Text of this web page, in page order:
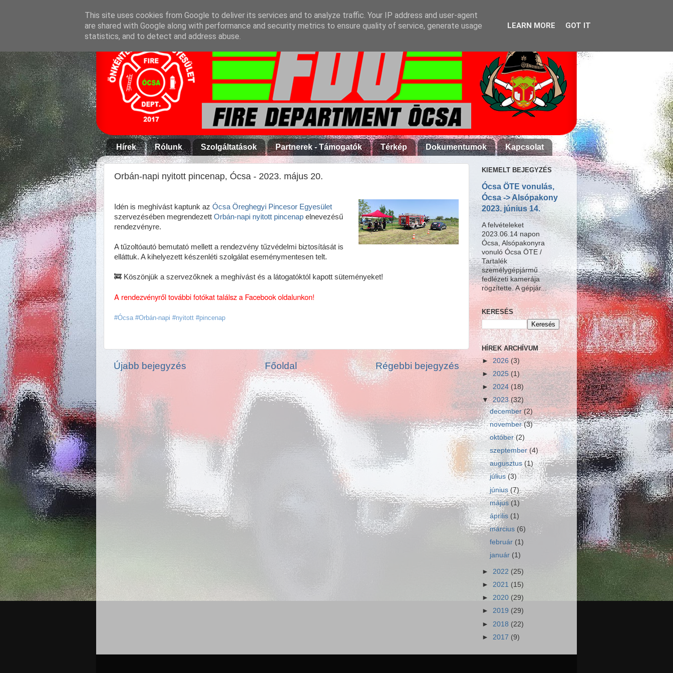
Hírek Rólunk Szolgáltatások Partnerek - Támogatók Térkép Dokumentumok Kapcsolat
Orbán-napi nyitott pincenap, Ócsa - 2023. május 20.
Idén is meghívást kaptunk az Ócsa Öreghegyi Pincesor Egyesület
szervezésében megrendezett Orbán-napi nyitott pincenap elnevezésű
rendezvényre.
A tűzoltóautó bemutató mellett a rendezvény tűzvédelmi biztosítását is
elláttuk. A kihelyezett készenléti szolgálat eseménymentesen telt.
🚒 Köszönjük a szervezőknek a meghívást és a látogatóktól kapott süteményeket!
A rendezvényről további fotókat találsz a Facebook oldalunkon!
#Ócsa #Orbán-napi #nyitott #pincenap
Újabb bejegyzés Régebbi bejegyzés
Főoldal
KIEMELT BEJEGYZÉS
Ócsa ÖTE vonulás,
Ócsa -> Alsópakony
2023. június 14.
A felvételeket
2023.06.14 napon
Ócsa, Alsópakonyra
vonuló Ócsa ÖTE /
Tartalék
személygépjármű
fedlézeti kamerája
rögzítette. A gépjár...
KERESÉS
HÍREK ARCHÍVUM
► 2026 (3)
► 2025 (1)
►2024 (18)
▼2023(32)
december(2)
november(3)
október(2)
szeptember(4)
augusztus(1)
július(3)
június(7)
május(1)
április (1)
március (6)
február (1)
január (1)
► 2022 (25)
► 2021 (15)
► 2020 (29)
► 2019 (29)
► 2018 (22)
► 2017 (9)
This site uses cookies from Google to deliver its services and to analyze traffic. Your IP address and user-agent
are shared with Google along with performance and security metrics to ensure quality of service, generate usage
statistics, and to detect and address abuse.
LEARN MORE GOT IT